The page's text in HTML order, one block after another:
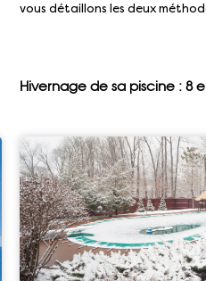
vous détaillons les deux
Hivernage de sa piscine : 8